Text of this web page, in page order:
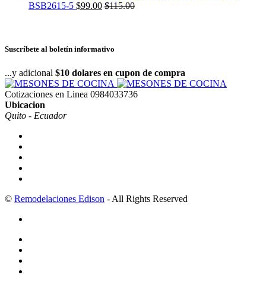
BSB2615-5 $99.00 $115.00
Suscríbete al boletín informativo
...y adicional $10 dolares en cupon de compra
Cotizaciones en Linea 0984033736
Ubicacion
Quito - Ecuador
© Remodelaciones Edison - All Rights Reserved